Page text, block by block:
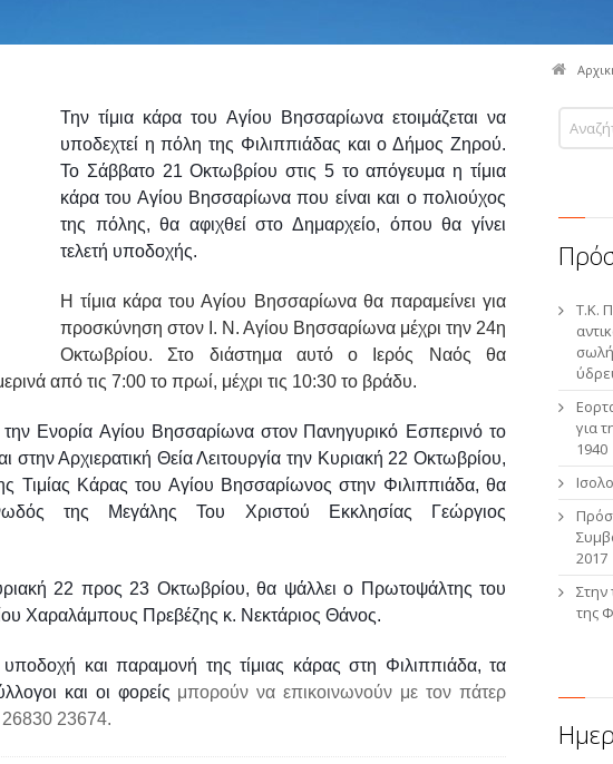
Την τίμια κάρα του Αγίου Βησσαρίωνα ετοιμάζεται να
υποδεχτεί η πόλη της Φιλιππιάδας και ο Δήμος Ζηρού.
Το Σάββατο 21 Οκτωβρίου στις 5 το απόγευμα η τίμια
κάρα του Αγίου Βησσαρίωνα που είναι και ο πολιούχος
της πόλης, θα αφιχθεί στο Δημαρχείο, όπου θα γίνει
τελετή υποδοχής.
Η τίμια κάρα του Αγίου Βησσαρίωνα θα παραμείνει για
προσκύνηση στον Ι. Ν. Αγίου Βησσαρίωνα μέχρι την 24η
Οκτωβρίου. Στο διάστημα αυτό ο Ιερός Ναός θα
από τις 7:00 το πρωί, μέχρι τις 10:30 το βράδυ.
Ενορία Αγίου Βησσαρίωνα στον Πανηγυρικό Εσπερινό το
στην Αρχιερατική Θεία Λειτουργία την Κυριακή 22 Οκτωβρίου,
Τιμίας Κάρας του Αγίου Βησσαρίωνος στην Φιλιππιάδα, θα
της Μεγάλης Του Χριστού Εκκλησίας Γεώργιος
22 προς 23 Οκτωβρίου, θα ψάλλει ο Πρωτοψάλτης του
Χαραλάμπους Πρεβέζης κ. Νεκτάριος Θάνος.
και παραμονή της τίμιας κάρας στη Φιλιππιάδα, τα
και οι φορείς μπορούν να επικοινωνούν με τον πάτερ
26830 23674.
Τ.Κ.
για
1940
2017
Στην
της